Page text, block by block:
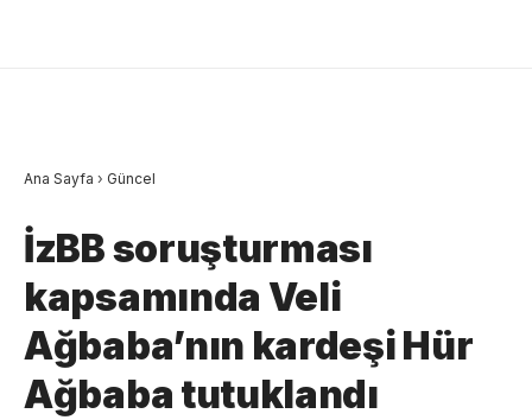
Ana Sayfa › Güncel
İzBB soruşturması
kapsamında Veli
Ağbaba’nın kardeşi Hür
Ağbaba tutuklandı